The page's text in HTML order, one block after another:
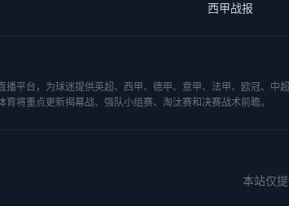
西甲战报
播平台，为球迷提供英超、西甲、德甲、意甲、法甲、欧冠、
将重点更新揭幕战、强队小组赛、淘汰赛和决赛战术前瞻。
本站仅